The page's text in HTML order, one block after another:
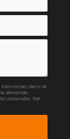
transmises dans ce
demande.
conservées. Voir